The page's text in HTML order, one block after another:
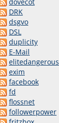
DRK
dsgvo
DSL
duplicity
E-Mail
elitedangerous
exim
facebook
fd
flossnet
followerpower